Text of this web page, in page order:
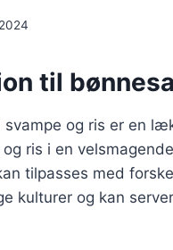
til
svampe og ris er en
ris i en
tilpasses med
kulturer og kan